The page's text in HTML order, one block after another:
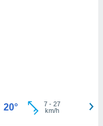
20° 7- 27
km/h